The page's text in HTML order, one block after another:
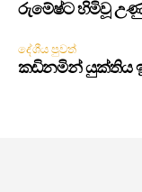
රුමේෂ්ට හිමිවූ
දේශීය පුවත්
කඩිනමින් යුක්තිය